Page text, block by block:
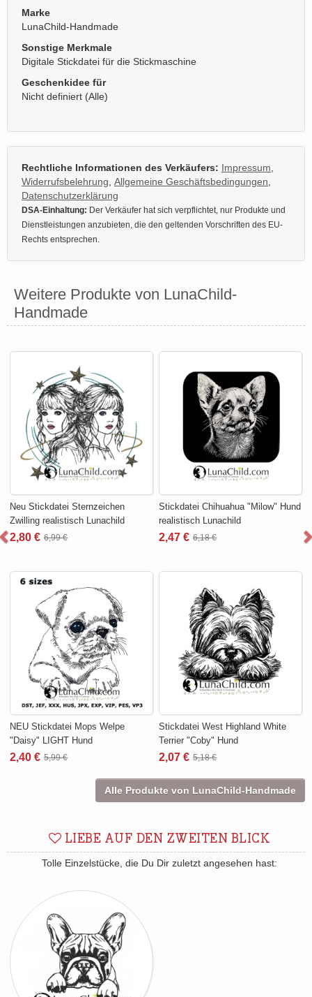
Marke
LunaChild-Handmade
Sonstige Merkmale
Digitale Stickdatei für die Stickmaschine
Geschenkidee für
Nicht definiert (Alle)
Rechtliche Informationen des Verkäufers: Impressum,
Widerrufsbelehrung, Allgemeine Geschäftsbedingungen,
Datenschutzerklärung
DSA-Einhaltung: Der Verkäufer hat sich verpflichtet, nur Produkte und
Dienstleistungen anzubieten, die den geltenden Vorschriften des EU-
Rechts entsprechen.
Weitere Produkte von LunaChild-
Handmade
Neu Stickdatei Sternzeichen
Zwilling realistisch Lunachild
2,80 € 6,99 €
Stickdatei Chihuahua "Milow" Hund
realistisch Lunachild
2,47 € 6,18 €
NEU Stickdatei Mops Welpe
"Daisy" LIGHT Hund
2,40 € 5,99 €
Stickdatei West Highland White
Terrier "Coby" Hund
2,07 € 5,18 €
Alle Produkte von LunaChild-Handmade
LIEBE AUF DEN ZWEITEN BLICK
Tolle Einzelstücke, die Du Dir zuletzt angesehen hast: